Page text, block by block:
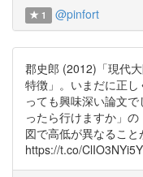
1 @pinfort
郡史郎 (2012)「現代
特徴」。いまだに正
っても興味深い論文
ったら行けますか」
図で高低が異なること
https://t.co/